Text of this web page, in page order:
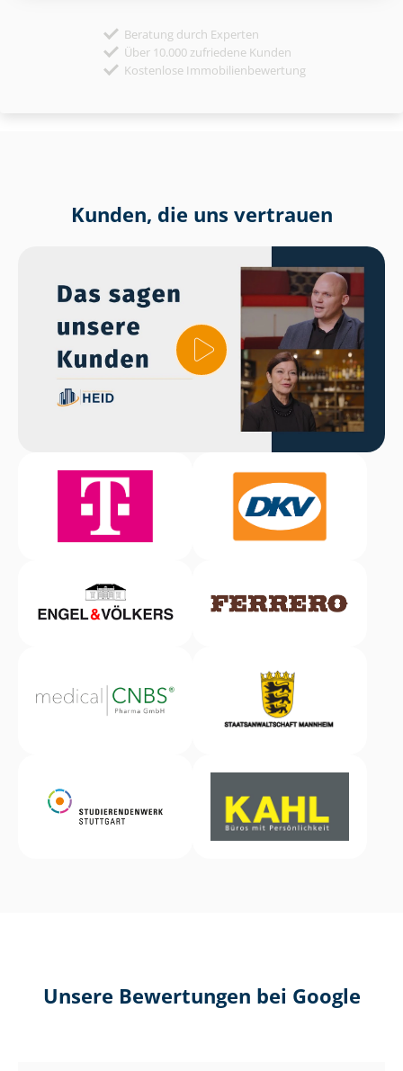
Beratung durch Experten
Über 10.000 zufriedene Kunden
Kostenlose Immobilienbewertung
Kunden, die uns vertrauen
Unsere Bewertungen bei Google